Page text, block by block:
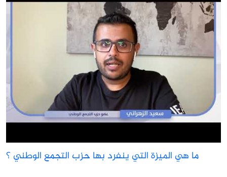
ما هي الميزة التي ينفرد بها حزب التجمع الوطني ؟